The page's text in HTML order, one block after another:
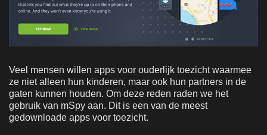
Veel mensen willen apps voor ouderlijk toezicht waarmee
ze niet alleen hun kinderen, maar ook hun partners in de
gaten kunnen houden. Om deze reden raden we het
gebruik van mSpy aan. Dit is een van de meest
gedownloade apps voor toezicht.